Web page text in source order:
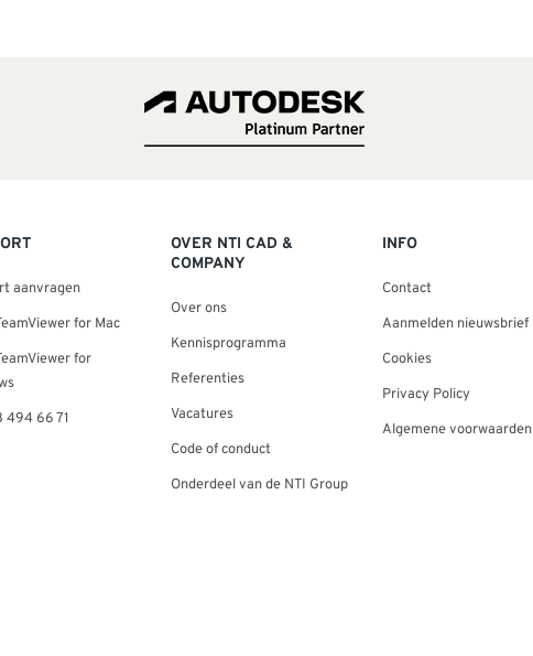
aanvragen
for Mac
for
494 66 71
OVER NTI CAD &
COMPANY
Over ons
Kennisprogramma
Referenties
Vacatures
Code of conduct
Onderdeel van de NTI Group
INFO
Contact
Aanmelden nieuwsbrief
Cookies
Privacy Policy
Algemene voorwaarden